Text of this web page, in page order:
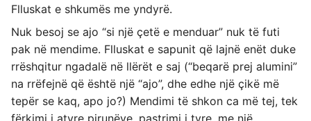
Flluskat e shkumës me yndyrë.
Nuk besoj se ajo “si një çetë e menduar” nuk të futi
pak në mendime. Flluskat e sapunit që lajnë enët duke
rrëshqitur ngadalë në llërët e saj (“beqarë prej alumini”
na rrëfejnë që është një “ajo”, dhe edhe një çikë më
tepër se kaq, apo jo?) Mendimi të shkon ca më tej, tek